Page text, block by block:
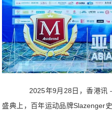
2025年9月28日，香港讯
盛典上，百年运动品牌Slazenger